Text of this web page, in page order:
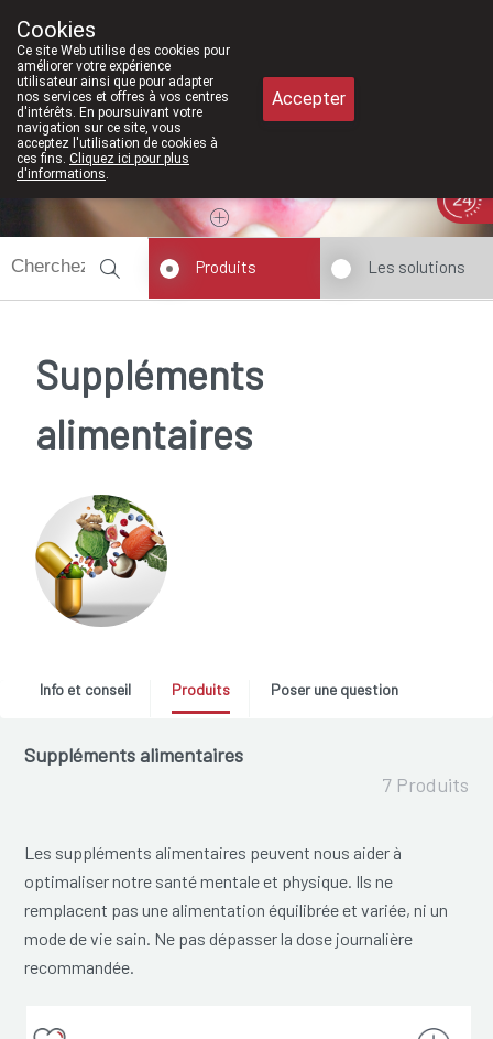
Aujourd'hui
Produits Les solutions
Suppléments
alimentaires
Info et conseil Produits Poser une question
Suppléments alimentaires
7 Produits
Les suppléments alimentaires peuvent nous aider à
optimaliser notre santé mentale et physique. Ils ne
remplacent pas une alimentation équilibrée et variée, ni un
mode de vie sain. Ne pas dépasser la dose journalière
recommandée.
Cookies
Ce site Web utilise des cookies pour
améliorer votre expérience
utilisateur ainsi que pour adapter
nos services et offres à vos centres
d'intérêts. En poursuivant votre
navigation sur ce site, vous
acceptez l'utilisation de cookies à
ces fins. Cliquez ici pour plus
d'informations.
Accepter